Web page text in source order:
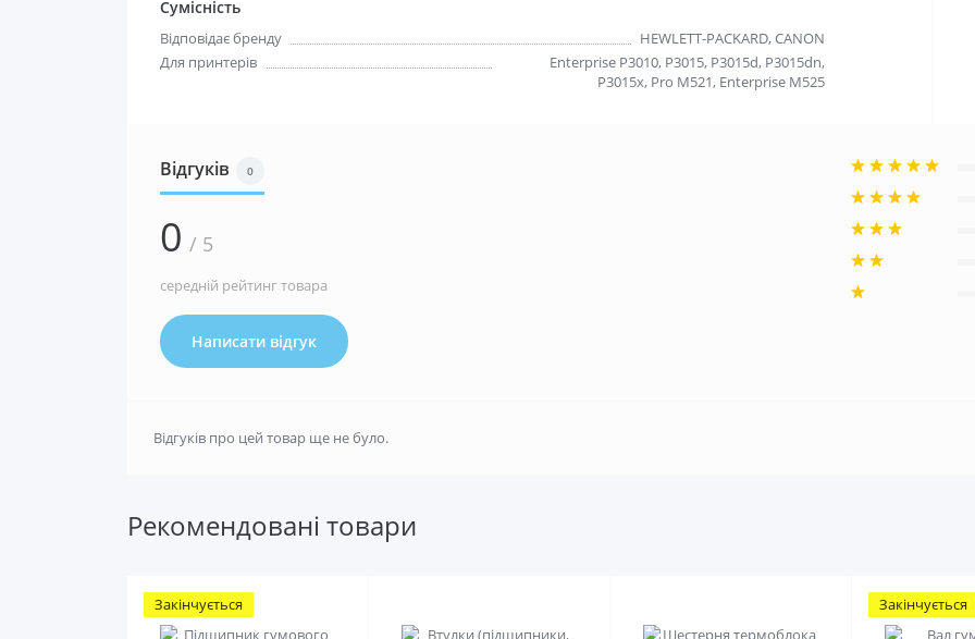
Сумісність
Відповідає бренду
HEWLETT-PACKARD, CANON
Для принтерів
Enterprise P3010, P3015, P3015d, P3015dn,
P3015x, Pro M521, Enterprise M525
Відгуків 0
0 / 5
середній рейтинг товара
Написати відгук
Відгуків про цей товар ще не було.
Рекомендовані товари
Закінчується Закінчується